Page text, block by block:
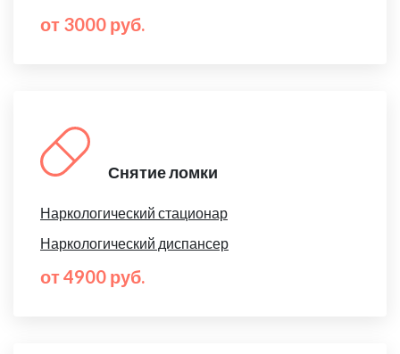
от 3000 руб.
Снятие ломки
Наркологический стационар
Наркологический диспансер
от 4900 руб.